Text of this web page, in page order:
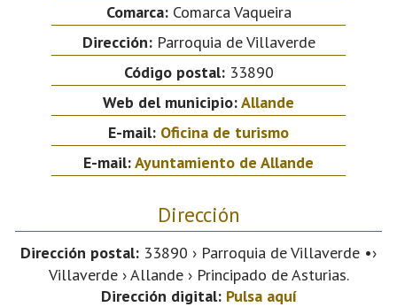
Comarca:Comarca Vaqueira
Dirección:Parroquia de Villaverde
Código postal:33890
Web del municipio:Allande
E-mail: Oficina de turismo
E-mail:Ayuntamiento de Allande
Dirección
Dirección postal: 33890 › Parroquia de Villaverde •›
Villaverde › Allande › Principado de Asturias.
Dirección digital: Pulsa aquí